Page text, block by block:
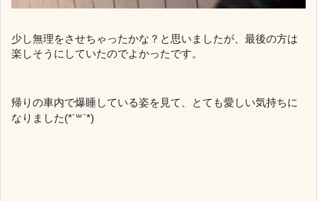
少し無理をさせちゃったかな？と思いましたが、最後の方は
楽しそうにしていたのでよかったです。
帰りの車内で爆睡している姿を見て、とても愛しい気持ちに
なりました(*´꒳`*)